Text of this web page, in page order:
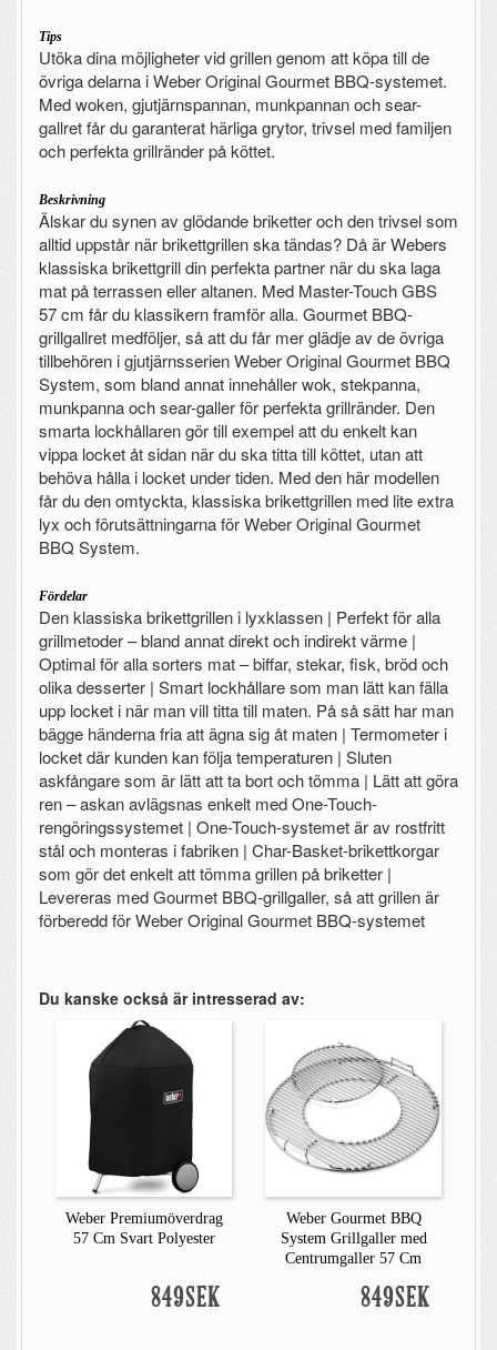
Tips
Utöka dina möjligheter vid grillen genom att köpa till de
övriga delarna i Weber Original Gourmet BBQ-systemet.
Med woken, gjutjärnspannan, munkpannan och sear-
gallret får du garanterat härliga grytor, trivsel med familjen
och perfekta grillränder på köttet.
Beskrivning
Älskar du synen av glödande briketter och den trivsel som
alltid uppstår när brikettgrillen ska tändas? Då är Webers
klassiska brikettgrill din perfekta partner när du ska laga
mat på terrassen eller altanen. Med Master-Touch GBS
57 cm får du klassikern framför alla. Gourmet BBQ-
grillgallret medföljer, så att du får mer glädje av de övriga
tillbehören i gjutjärnsserien Weber Original Gourmet BBQ
System, som bland annat innehåller wok, stekpanna,
munkpanna och sear-galler för perfekta grillränder. Den
smarta lockhållaren gör till exempel att du enkelt kan
vippa locket åt sidan när du ska titta till köttet, utan att
behöva hålla i locket under tiden. Med den här modellen
får du den omtyckta, klassiska brikettgrillen med lite extra
lyx och förutsättningarna för Weber Original Gourmet
BBQ System.
Fördelar
Den klassiska brikettgrillen i lyxklassen | Perfekt för alla
grillmetoder – bland annat direkt och indirekt värme |
Optimal för alla sorters mat – biffar, stekar, fisk, bröd och
olika desserter | Smart lockhållare som man lätt kan fälla
upp locket i när man vill titta till maten. På så sätt har man
bägge händerna fria att ägna sig åt maten | Termometer i
locket där kunden kan följa temperaturen | Sluten
askfångare som är lätt att ta bort och tömma | Lätt att göra
ren – askan avlägsnas enkelt med One-Touch-
rengöringssystemet | One-Touch-systemet är av rostfritt
stål och monteras i fabriken | Char-Basket-brikettkorgar
som gör det enkelt att tömma grillen på briketter |
Levereras med Gourmet BBQ-grillgaller, så att grillen är
förberedd för Weber Original Gourmet BBQ-systemet
Du kanske också är intresserad av:
Weber Premiumöverdrag
57 Cm Svart Polyester
849SEK
Weber Gourmet BBQ
System Grillgaller med
Centrumgaller 57 Cm
849SEK